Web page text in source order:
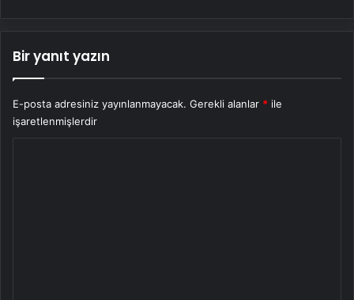
Bir yanıt yazın
E-posta adresiniz yayınlanmayacak. Gerekli alanlar * ile
işaretlenmişlerdir